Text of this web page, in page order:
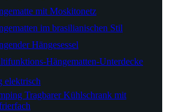
mit Moskitonetz
im brasilianischen Stil
Hängesessel
Hängematten-Unterdecke
elektrisch
Tragbarer Kühlschrank mit